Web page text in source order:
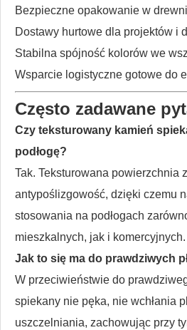
Bezpieczne opakowanie w
Dostawy hurtowe dla projektów i
Stabilna spójność kolorów we
Wsparcie logistyczne gotowe do
Często zadawane
Czy teksturowany kamień
podłogę?
Tak. Teksturowana powierzchnia
antypoślizgowość, dzięki czemu
stosowania na podłogach
mieszkalnych, jak i komercyjnych.
Jak to się ma do prawdziwych
W przeciwieństwie do
spiekany nie pęka, nie wchłania
uszczelniania, zachowując przy